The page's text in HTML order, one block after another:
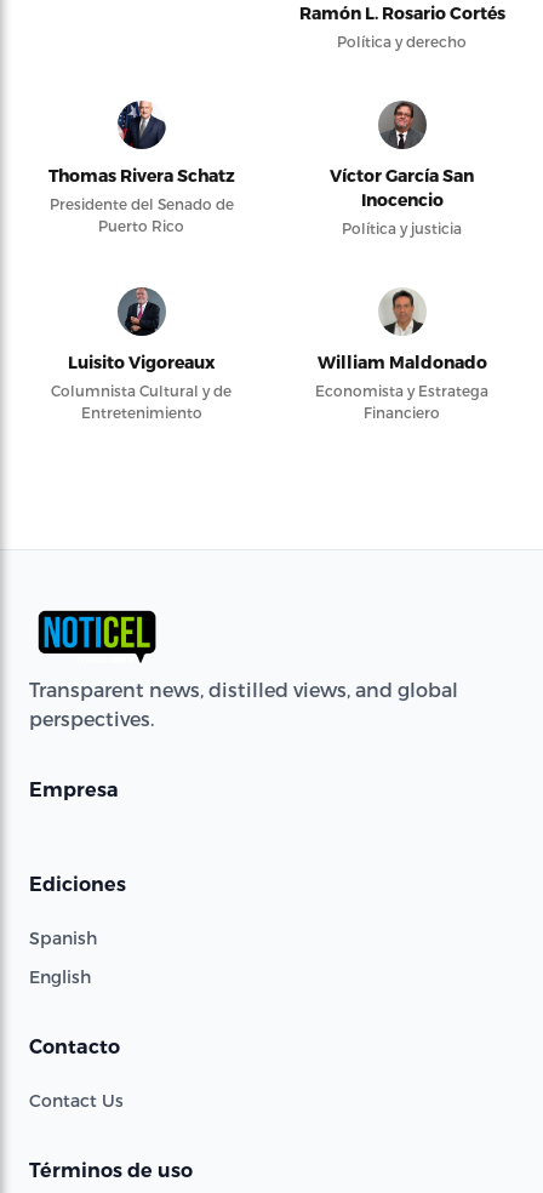
Ramón L. Rosario Cortés
Política y derecho
Thomas Rivera Schatz
Presidente del Senado de
Puerto Rico
Víctor García San
Inocencio
Política y justicia
Luisito Vigoreaux
Columnista Cultural y de
Entretenimiento
William Maldonado
Economista y Estratega
Financiero
Transparent news, distilled views, and global
perspectives.
Empresa
Ediciones
Spanish
English
Contacto
Contact Us
Términos de uso